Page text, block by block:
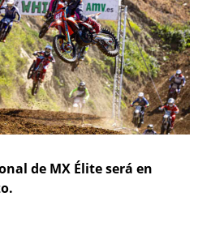
de MX Élite será en